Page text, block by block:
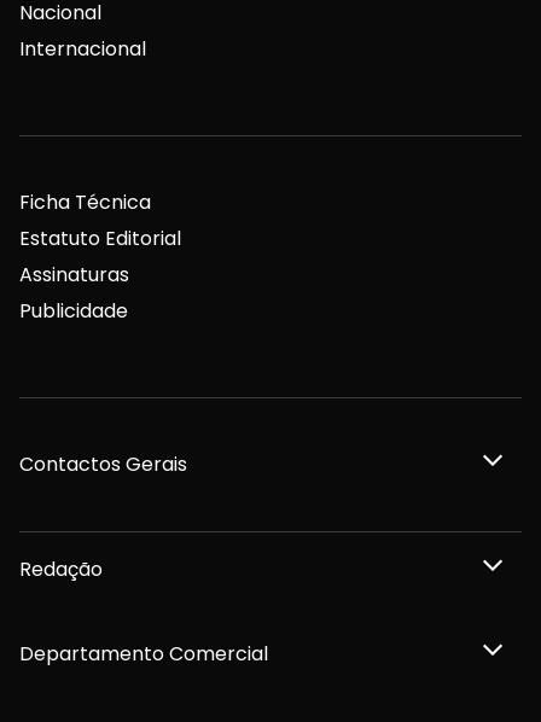
Nacional
Internacional
Ficha Técnica
Estatuto Editorial
Assinaturas
Publicidade
Contactos Gerais
Redação
Departamento Comercial